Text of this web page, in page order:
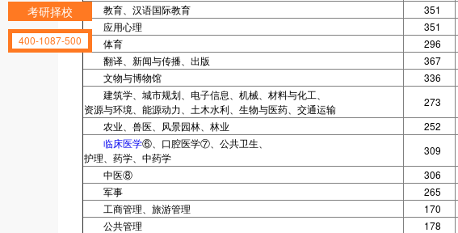
教育、汉语国际教育
351
应用心理
351
体育
296
翻译、新闻与传播、出版
367
文物与博物馆
336
建筑学、城市规划、电子信息、机械、材料与化工、
资源与环境、能源动力、土木水利、生物与医药、交通运输
273
农业、兽医、风景园林、林业
252
临床医学⑥、口腔医学⑦、公共卫生、
护理、药学、中药学
309
中医⑧
306
军事
265
工商管理、旅游管理
170
公共管理
178
考研择校
400-1087-500